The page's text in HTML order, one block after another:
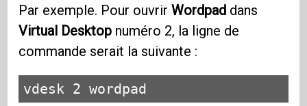
Par exemple. Pour ouvrirWordpad dans
Virtual Desktop numéro 2, la ligne de
commande serait la suivante :
vdesk 2 wordpad